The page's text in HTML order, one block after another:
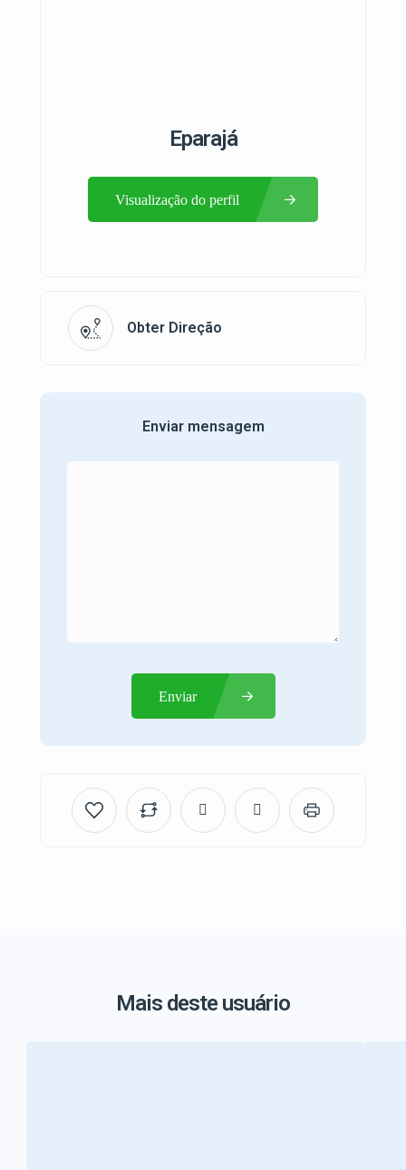
Eparajá
Visualização do perfil
Obter Direção
Enviar mensagem
Enviar
Mais deste usuário